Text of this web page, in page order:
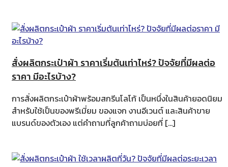
สั่งผลิตกระเป๋าผ้า ราคาเริ่มต้นเท่าไหร่? ปัจจัยที่มีผลต่อ
ราคา มีอะไรบ้าง?
การสั่งผลิตกระเป๋าผ้าพร้อมสกรีนโลโก้ เป็นหนึ่งในสินค้ายอดนิยม
สำหรับใช้เป็นของพรีเมี่ยม ของแจก งานอีเวนต์ และสินค้าขาย
แบรนด์ของตัวเอง แต่คำถามที่ลูกค้าถามบ่อยที่ […]